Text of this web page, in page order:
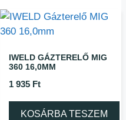
IWELD GÁZTERELŐ MIG
360 16,0MM
1 935 Ft
KOSÁRBA TESZEM